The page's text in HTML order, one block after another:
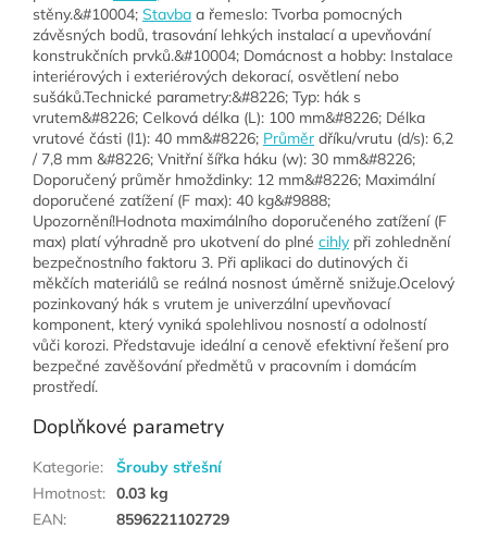
stěny.&#10004; Stavba a řemeslo: Tvorba pomocných
závěsných bodů, trasování lehkých instalací a upevňování
konstrukčních prvků.&#10004; Domácnost a hobby: Instalace
interiérových i exteriérových dekorací, osvětlení nebo
sušáků.Technické parametry:&#8226; Typ: hák s
vrutem&#8226; Celková délka (L): 100 mm&#8226; Délka
vrutové části (l1): 40 mm&#8226; Průměr dříku/vrutu (d/s): 6,2
/ 7,8 mm &#8226; Vnitřní šířka háku (w): 30 mm&#8226;
Doporučený průměr hmoždinky: 12 mm&#8226; Maximální
doporučené zatížení (F max): 40 kg&#9888;
Upozornění!Hodnota maximálního doporučeného zatížení (F
max) platí výhradně pro ukotvení do plné cihly při zohlednění
bezpečnostního faktoru 3. Při aplikaci do dutinových či
měkčích materiálů se reálná nosnost úměrně snižuje.Ocelový
pozinkovaný hák s vrutem je univerzální upevňovací
komponent, který vyniká spolehlivou nosností a odolností
vůči korozi. Představuje ideální a cenově efektivní řešení pro
bezpečné zavěšování předmětů v pracovním i domácím
prostředí.
Doplňkové parametry
Kategorie:
Šrouby střešní
Hmotnost: 0.03 kg
EAN: 8596221102729